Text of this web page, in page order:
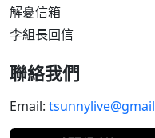
解憂信箱
李組長回信
聯絡我們
Email: